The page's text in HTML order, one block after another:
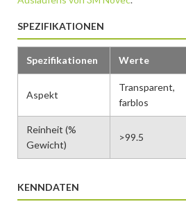
SPEZIFIKATIONEN
Spezifikationen Werte
Aspekt
Transparent,
farblos
Reinheit (%
Gewicht)
>99.5
KENNDATEN